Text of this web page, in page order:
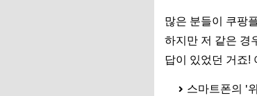
많은 분들이 쿠팡
하지만 저 같은 경
답이 있었던 거죠!
스마트폰의 '